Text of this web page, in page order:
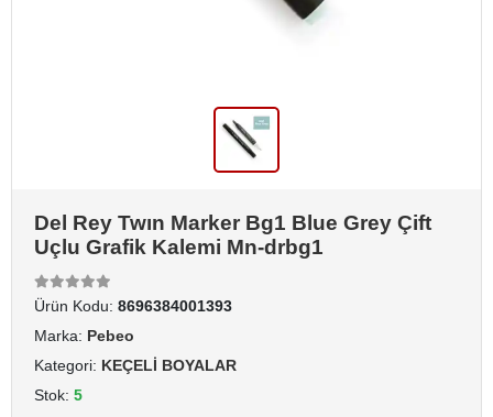
Del Rey Twın Marker Bg1 Blue Grey Çift
Uçlu Grafik Kalemi Mn-drbg1
Ürün Kodu: 8696384001393
Marka: Pebeo
Kategori: KEÇELİ BOYALAR
Stok: 5